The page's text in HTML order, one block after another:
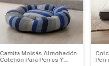
Camita Moisés Almohadón
Colchón Para Perros Y